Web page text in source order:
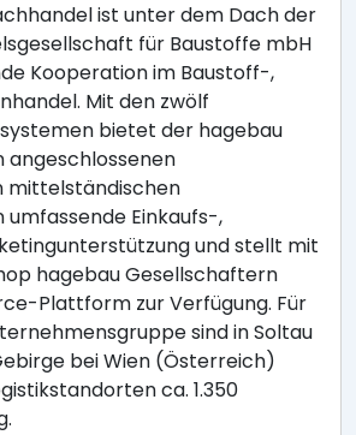
ist unter dem Dach der
für Baustoffe mbH
Kooperation im Baustoff-,
Mit den zwölf
bietet der hagebau
angeschlossenen
mittelständischen
umfassende Einkaufs-,
und stellt mit
hagebau Gesellschaftern
Plattform zur Verfügung. Für
sind in Soltau
bei Wien (Österreich)
ca. 1.350